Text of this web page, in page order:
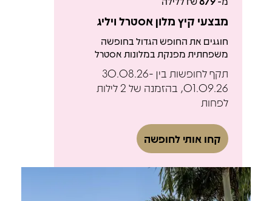
מבצעי קיץ מלון אסטרל ויליג
חוגגים את החופש הגדול בחופשה
משפחתית מפנקת במלונות אסטרל
תקף לחופשות בין 30.08.26-
01.09.26, בהזמנה של 2 לילות
לפחות
קחו אותי לחופשה